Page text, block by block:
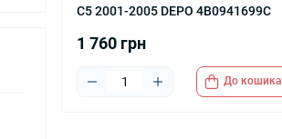
C5 2001-2005 DEPO 4B0941699C
1 760 грн
До кошика